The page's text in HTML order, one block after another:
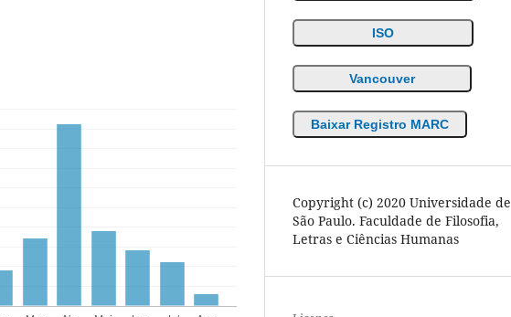
ISO
Vancouver
Baixar Registro MARC
Copyright (c) 2020 Universidade de
São Paulo. Faculdade de Filosofia,
Letras e Ciências Humanas